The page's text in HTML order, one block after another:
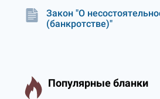
Закон "О
(банкротстве)"
Популярные бланки